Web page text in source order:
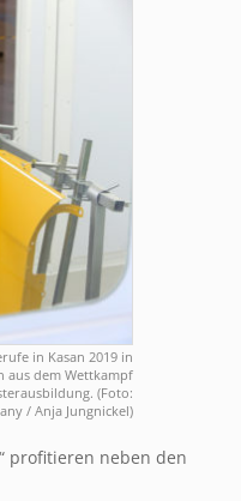
in Kasan 2019 in
aus dem Wettkampf
(Foto:
/ Anja Jungnickel)
profitieren neben den